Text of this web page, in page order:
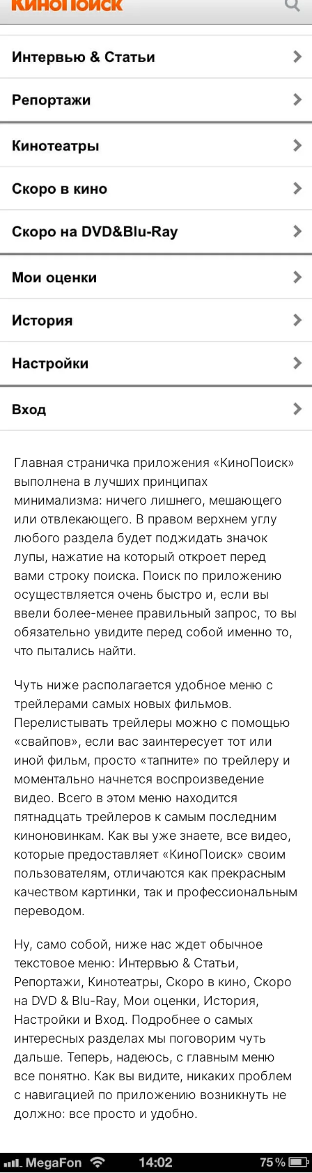
Главная страничка приложения «КиноПоиск»
выполнена в лучших принципах
минимализма: ничего лишнего, мешающего
или отвлекающего. В правом верхнем углу
любого раздела будет поджидать значок
лупы, нажатие на который откроет перед
вами строку поиска. Поиск по приложению
осуществляется очень быстро и, если вы
ввели более-менее правильный запрос, то вы
обязательно увидите перед собой именно то,
что пытались найти.
Чуть ниже располагается удобное меню с
трейлерами самых новых фильмов.
Перелистывать трейлеры можно с помощью
«свайпов», если вас заинтересует тот или
иной фильм, просто «тапните» по трейлеру и
моментально начнется воспроизведение
видео. Всего в этом меню находится
пятнадцать трейлеров к самым последним
киноновинкам. Как вы уже знаете, все видео,
которые предоставляет «КиноПоиск» своим
пользователям, отличаются как прекрасным
качеством картинки, так и профессиональным
переводом.
Ну, само собой, ниже нас ждет обычное
текстовое меню: Интервью & Статьи,
Репортажи, Кинотеатры, Скоро в кино, Скоро
на DVD & Blu-Ray, Мои оценки, История,
Настройки и Вход. Подробнее о самых
интересных разделах мы поговорим чуть
дальше. Теперь, надеюсь, с главным меню
все понятно. Как вы видите, никаких проблем
с навигацией по приложению возникнуть не
должно: все просто и удобно.